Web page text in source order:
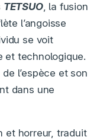
TETSUO, la fusion
l’angoisse
se voit
et technologique.
l’espèce et son
dans une
et horreur, traduit